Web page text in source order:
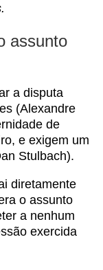
assunto
a disputa
(Alexandre
de
e exigem um
Stulbach).
diretamente
o assunto
a nenhum
exercida